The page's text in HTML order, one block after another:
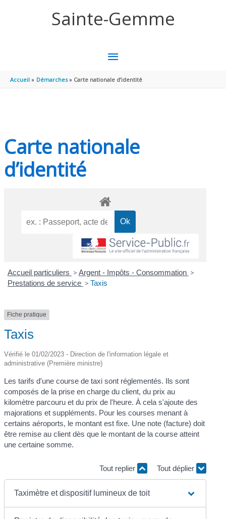
Sainte-Gemme
MENU
PRINCIPAL
Accueil Démarches Carte nationale d’identité
Carte nationale
d’identité
Accueil particuliers > Argent - Impôts - Consommation >
Prestations de service > Taxis
Fiche pratique
Taxis
Vérifié le 01/02/2023 - Direction de l'information légale et
administrative (Première ministre)
Les tarifs d'une course de taxi sont réglementés. Ils sont
composés de la prise en charge du client, du prix au
kilomètre parcouru et du prix de l'heure. À cela s'ajoute des
majorations et suppléments. Pour les courses menant à
certains aéroports, le montant est fixe. Une note (facture) doit
être remise au client dès que le montant de la course atteint
une certaine somme.
Tout replier Tout déplier
Taximètre et dispositif lumineux de toit